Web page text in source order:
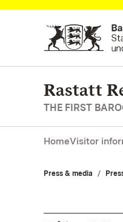
Navigate to main page
Rastatt
THE FIRST
HomeVisitor
Press & media